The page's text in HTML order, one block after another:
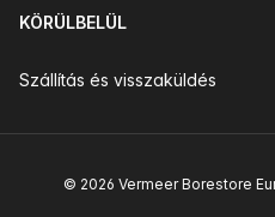
KÖRÜLBELÜL
Szállítás és visszaküldés
© 2026 Vermeer Borestore